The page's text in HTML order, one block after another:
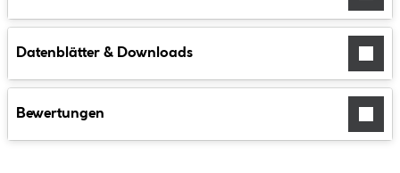
Datenblätter & Downloads
Bewertungen